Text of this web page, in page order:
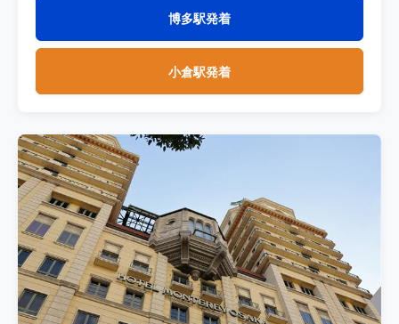
博多駅発着
小倉駅発着